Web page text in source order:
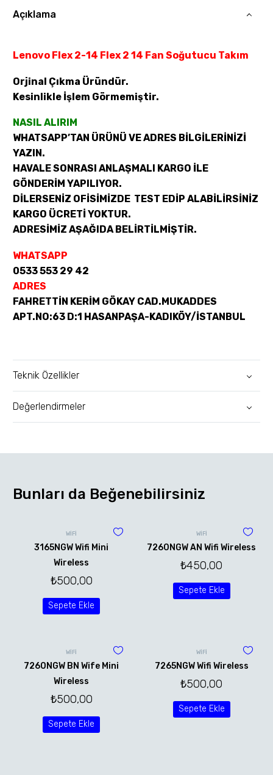
Açıklama
Lenovo Flex 2-14 Flex 2 14 Fan Soğutucu Takım
Orjinal Çıkma Üründür.
Kesinlikle İşlem Görmemiştir.
NASIL ALIRIM
WHATSAPP’TAN ÜRÜNÜ VE ADRES BİLGİLERİNİZİ
YAZIN.
HAVALE SONRASI ANLAŞMALI KARGO İLE
GÖNDERİM YAPILIYOR.
DİLERSENİZ OFİSİMİZDE TEST EDİP ALABİLİRSİNİZ
KARGO ÜCRETİ YOKTUR.
ADRESİMİZ AŞAĞIDA BELİRTİLMİŞTİR.
WHATSAPP
0533 553 29 42
ADRES
FAHRETTİN KERİM GÖKAY CAD.MUKADDES
APT.NO:63 D:1 HASANPAŞA-KADIKÖY/İSTANBUL
Teknik Özellikler
Değerlendirmeler
Bunları da Beğenebilirsiniz
WİFİ
3165NGW Wifi Mini
Wireless
₺500,00
Sepete Ekle
WİFİ
7260NGW AN Wifi Wireless
₺450,00
Sepete Ekle
WİFİ
7260NGW BN Wife Mini
Wireless
₺500,00
Sepete Ekle
WİFİ
7265NGW Wifi Wireless
₺500,00
Sepete Ekle